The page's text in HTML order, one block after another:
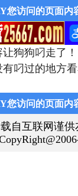
您访问的页面内
狗狗叼走了！
叼过的地方看
您访问的页面内
自互联网谨